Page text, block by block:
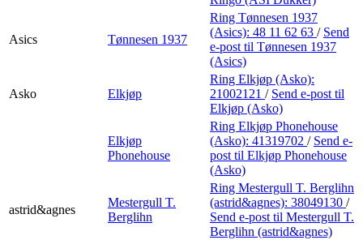
Asics Tønnesen 1937
Ring Tønnesen 1937
(Asics): 48 11 62 63 / Send
e-post til Tønnesen 1937
(Asics)
Asko Elkjøp
Ring Elkjøp (Asko):
21002121 / Send e-post til
Elkjøp (Asko)
Elkjøp
Phonehouse
Ring Elkjøp Phonehouse
(Asko): 41319702 / Send e-
post til Elkjøp Phonehouse
(Asko)
astrid&agnes
Mestergull T.
Berglihn
Ring Mestergull T. Berglihn
(astrid&agnes): 38049130 /
Send e-post til Mestergull T.
Berglihn (astrid&agnes)